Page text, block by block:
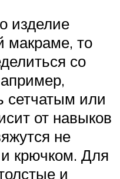
изделие
макраме, то
со
сетчатым или
от навыков
не
крючком. Для
и